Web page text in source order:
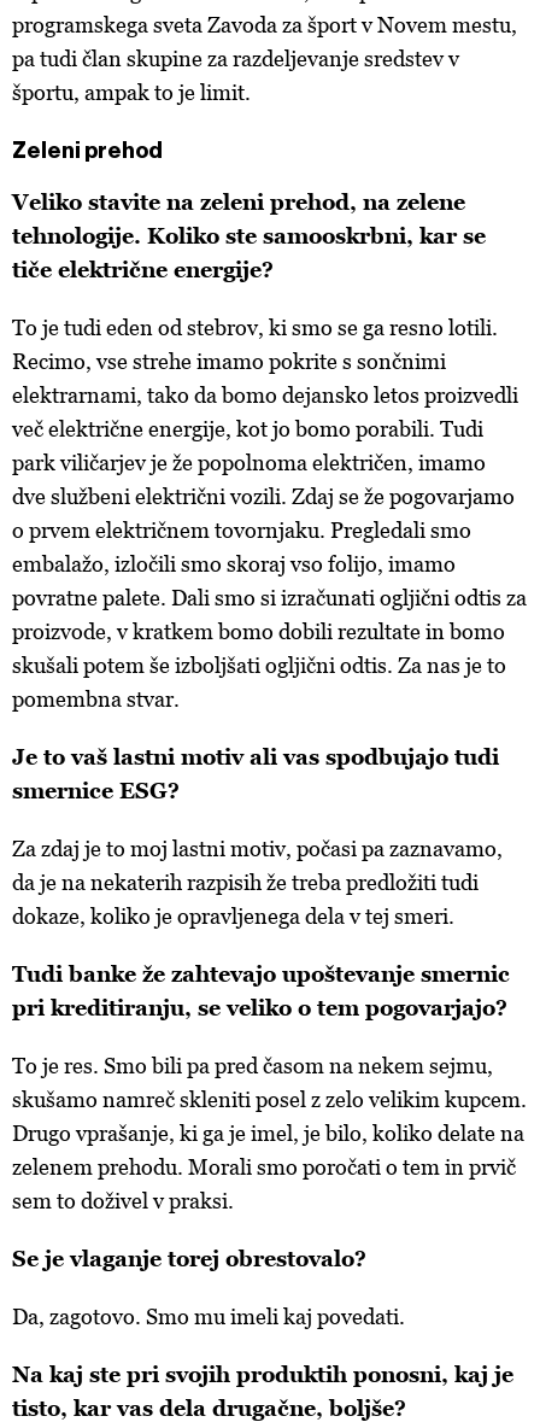
programskega sveta Zavoda za šport v Novem mestu,
pa tudi član skupine za razdeljevanje sredstev v
športu, ampak to je limit.
Zeleni prehod
Veliko stavite na zeleni prehod, na zelene
tehnologije. Koliko ste samooskrbni, kar se
tiče električne energije?
To je tudi eden od stebrov, ki smo se ga resno lotili.
Recimo, vse strehe imamo pokrite s sončnimi
elektrarnami, tako da bomo dejansko letos proizvedli
več električne energije, kot jo bomo porabili. Tudi
park viličarjev je že popolnoma električen, imamo
dve službeni električni vozili. Zdaj se že pogovarjamo
o prvem električnem tovornjaku. Pregledali smo
embalažo, izločili smo skoraj vso folijo, imamo
povratne palete. Dali smo si izračunati ogljični odtis za
proizvode, v kratkem bomo dobili rezultate in bomo
skušali potem še izboljšati ogljični odtis. Za nas je to
pomembna stvar.
Je to vaš lastni motiv ali vas spodbujajo tudi
smernice ESG?
Za zdaj je to moj lastni motiv, počasi pa zaznavamo,
da je na nekaterih razpisih že treba predložiti tudi
dokaze, koliko je opravljenega dela v tej smeri.
Tudi banke že zahtevajo upoštevanje smernic
pri kreditiranju, se veliko o tem pogovarjajo?
To je res. Smo bili pa pred časom na nekem sejmu,
skušamo namreč skleniti posel z zelo velikim kupcem.
Drugo vprašanje, ki ga je imel, je bilo, koliko delate na
zelenem prehodu. Morali smo poročati o tem in prvič
sem to doživel v praksi.
Se je vlaganje torej obrestovalo?
Da, zagotovo. Smo mu imeli kaj povedati.
Na kaj ste pri svojih produktih ponosni, kaj je
tisto, kar vas dela drugačne, boljše?